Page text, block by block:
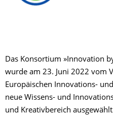
Das Konsortium »Innovation
wurde am 23. Juni 2022 vom
Europäischen Innovations-
neue Wissens- und
und Kreativbereich